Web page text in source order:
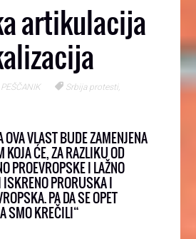
artikulacija
PEŠČANIK Srbija protesti,
OVA VLAST BUDE ZAMENJENA
KOJA ĆE, ZA RAZLIKU OD
PROEVROPSKE I LAŽNO
PRORUSKA I
PA DA SE OPET
SMO KREČILI“